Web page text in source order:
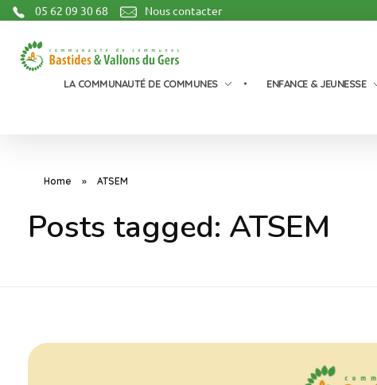
05 62 09 30 68 Nous contacter
LA COMMUNAUTÉ DE COMMUNES ENFANCE & JEUNESSE
Home » ATSEM
Posts tagged: ATSEM